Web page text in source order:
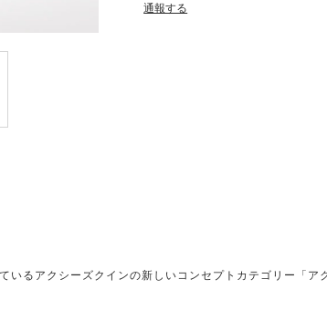
通報する
いるアクシーズクインの新しいコンセプトカテゴリー「ア